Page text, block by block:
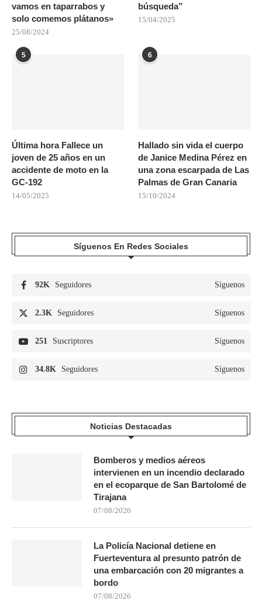
vamos en taparrabos y
solo comemos plátanos»
25/08/2024
búsqueda”
15/04/2025
5
Última hora Fallece un
joven de 25 años en un
accidente de moto en la
GC-192
14/05/2025
6
Hallado sin vida el cuerpo
de Janice Medina Pérez en
una zona escarpada de Las
Palmas de Gran Canaria
15/10/2024
Síguenos En Redes Sociales
92K Seguidores Síguenos
2.3K Seguidores Síguenos
251 Suscriptores Síguenos
34.8K Seguidores Síguenos
Noticias Destacadas
Bomberos y medios aéreos
intervienen en un incendio declarado
en el ecoparque de San Bartolomé de
Tirajana
07/08/2026
La Policía Nacional detiene en
Fuerteventura al presunto patrón de
una embarcación con 20 migrantes a
bordo
07/08/2026